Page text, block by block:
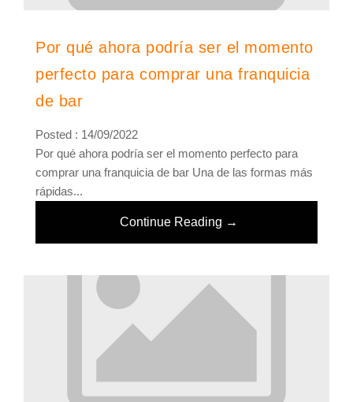
Por qué ahora podría ser el momento
perfecto para comprar una franquicia
de bar
Posted : 14/09/2022
Por qué ahora podría ser el momento perfecto para
comprar una franquicia de bar Una de las formas más
rápidas...
Continue Reading →